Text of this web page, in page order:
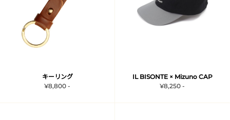
キーリング
¥8,800 -
IL BISONTE × Mizuno CAP
¥8,250 -